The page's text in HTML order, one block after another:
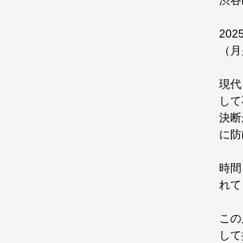
（
現
し
決
に
時
れ
こ
し